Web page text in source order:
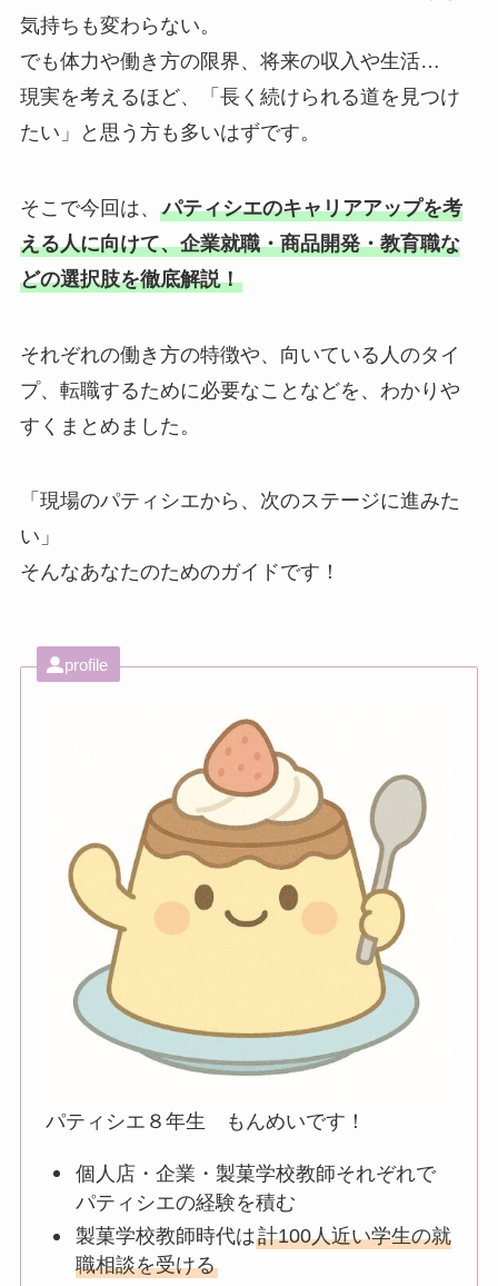
気持ちも変わらない。
でも体力や働き方の限界、将来の収入や生活…
現実を考えるほど、「長く続けられる道を見つけ
たい」と思う方も多いはずです。
そこで今回は、 パティシエのキャリアアップを考
える人に向けて、企業就職・商品開発・教育職な
どの選択肢を徹底解説！
それぞれの働き方の特徴や、向いている人のタイ
プ、転職するために必要なことなどを、わかりや
すくまとめました。
「現場のパティシエから、次のステージに進みた
い」
そんなあなたのためのガイドです！
profile
パティシエ８年生 もんめいです！
個人店・企業・製菓学校教師それぞれで
パティシエの経験を積む
製菓学校教師時代は計100人近い学生の就
職相談を受ける